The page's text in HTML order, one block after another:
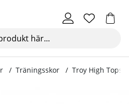
Träningsskor Troy High Tops,
army green